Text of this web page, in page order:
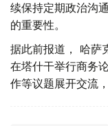
续保持定期政治沟
的重要性。
据此前报道， 哈萨
在塔什干举行商务
作等议题展开交流，